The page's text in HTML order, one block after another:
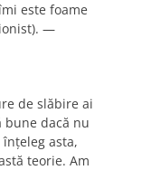
este foame
—
de slăbire ai
dacă nu
asta,
teorie. Am